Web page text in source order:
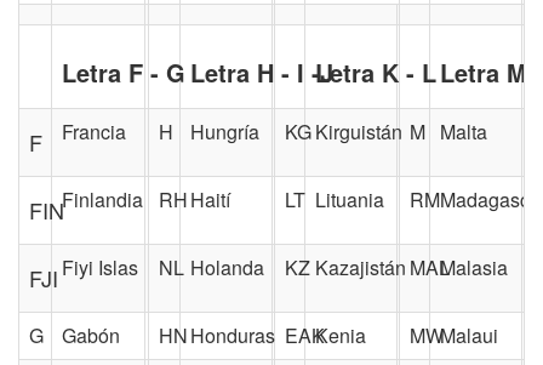
Letra F - G Letra H - I -JLetra K - LLetra M
F Francia H Hungría KGKirguistán M Malta
FINFinlandia RHHaití LT Lituania RM
FJI Fiyi Islas NL Holanda KZ Kazajistán MALMalasia
G Gabón HNHonduras EAKKenia MWMalaui